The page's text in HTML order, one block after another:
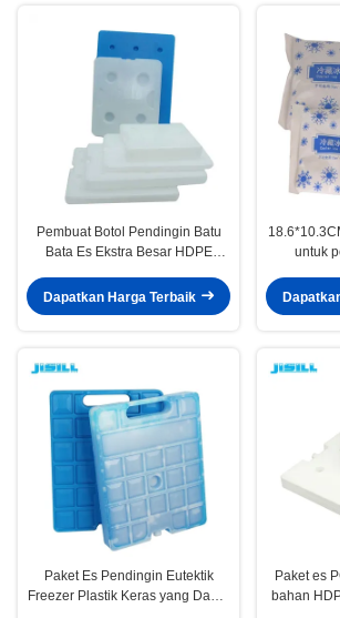
Pembuat Botol Pendingin Batu
Bata Es Ekstra Besar HDPE
Dapatkan Harga Terbaik
untuk
Paket Es Pendingin Eutektik
Freezer Plastik Keras yang Dapat
Paket es
bahan